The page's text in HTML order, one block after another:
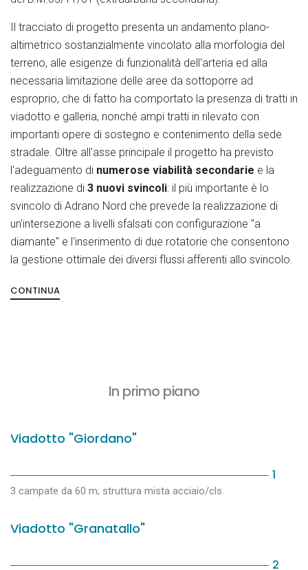
Il tracciato di progetto presenta un andamento plano-
altimetrico sostanzialmente vincolato alla morfologia del
terreno, alle esigenze di funzionalità dell'arteria ed alla
necessaria limitazione delle aree da sottoporre ad
esproprio, che di fatto ha comportato la presenza di tratti in
viadotto e galleria, nonché ampi tratti in rilevato con
importanti opere di sostegno e contenimento della sede
stradale. Oltre all'asse principale il progetto ha previsto
l'adeguamento di numerose viabilità secondarie e la
realizzazione di 3 nuovi svincoli: il più importante è lo
svincolo di Adrano Nord che prevede la realizzazione di
un'intersezione a livelli sfalsati con configurazione "a
diamante" e l'inserimento di due rotatorie che consentono
la gestione ottimale dei diversi flussi afferenti allo svincolo.
CONTINUA
In primo piano
Viadotto "Giordano"
1
3 campate da 60 m; struttura mista acciaio/cls.
Viadotto "Granatallo"
2